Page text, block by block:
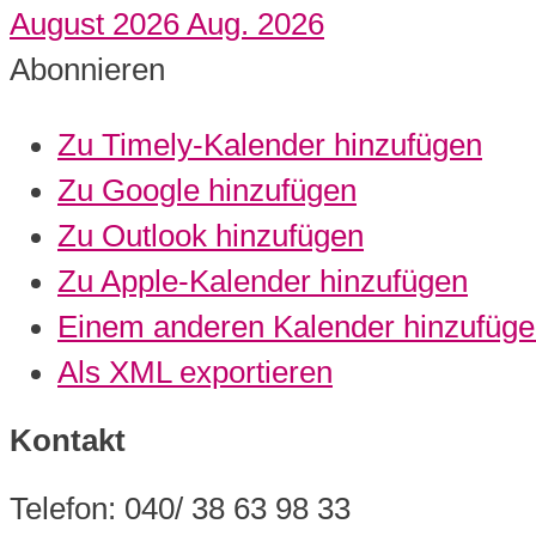
August 2026 Aug. 2026
Abonnieren
Zu Timely-Kalender hinzufügen
Zu Google hinzufügen
Zu Outlook hinzufügen
Zu Apple-Kalender hinzufügen
Einem anderen Kalender
Als XML exportieren
Kontakt
Telefon: 040/ 38 63 98 33